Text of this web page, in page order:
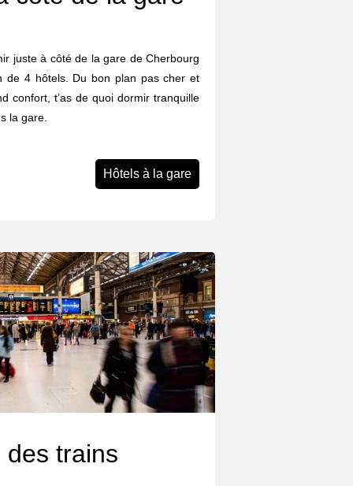
juste à côté de la gare de Cherbourg
de 4 hôtels. Du bon plan pas cher et
confort, t’as de quoi dormir tranquille
la gare.
Hôtels à la gare
trains